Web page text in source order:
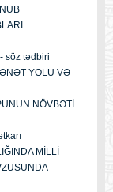
söz tədbiri
YOLU VƏ
NÖVBƏTİ
MİLLİ-